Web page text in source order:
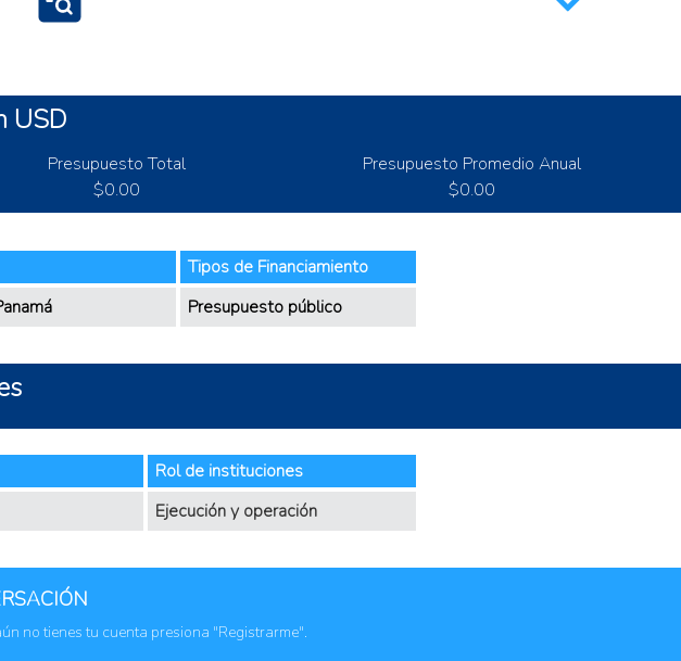
Comunidades rurales
Rentabilidad
Salud animal
USD
Presupuesto Total
$0.00
Presupuesto Promedio Anual
$0.00
Tipos de Financiamiento
Presupuesto público
Rol de instituciones
Ejecución y operación
no tienes tu cuenta presiona "Registrarme".